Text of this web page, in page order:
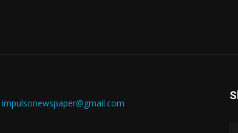
impulsonewspaper@gmail.com